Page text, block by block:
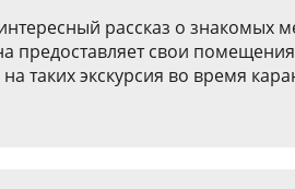
рассказ о знакомых
свои
таких экскурсия во время